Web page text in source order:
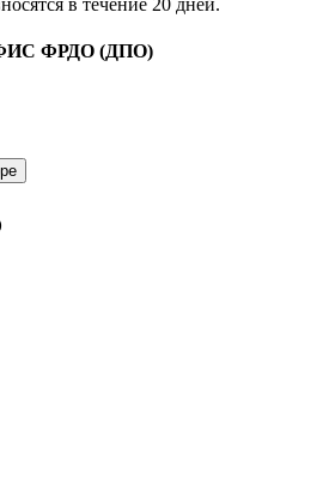
ФИС ФРДО (ДПО)